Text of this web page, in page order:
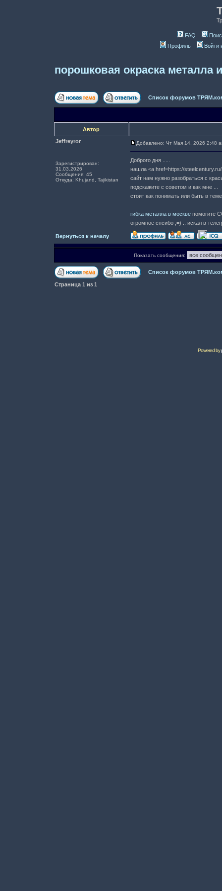
FAQ
Профиль
Войти
порошковая окраска металла
Список форумов
Автор
Jeffreyror
Зарегистрирован:
31.03.2026
Сообщения: 45
Откуда: Khujand, Tajikistan
Добавлено: Чт Мая 14, 2026 2:48
Доброго дня .....
нашла <a href=https://
сайт нам нужно разобраться с
подскажите c советом и как мне ...
стоит как понимать или быть в
гибка металла в москве помогите
огромное спсибо ;=) .. искал в
Вернуться к началу
Показать сообщения:
Список форумов
Страница 1 из 1
Powered by